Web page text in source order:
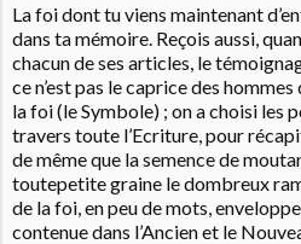
La foi dont tu viens maintenant
dans ta mémoire. Reçois aussi,
chacun de ses articles, le
ce n’est pas le caprice des
la foi (le Symbole) ; on a choisi les
travers toute l’Ecriture, pour
de même que la semence de
toutepetite graine le dombreux
de la foi, en peu de mots,
contenue dans l’Ancien et le